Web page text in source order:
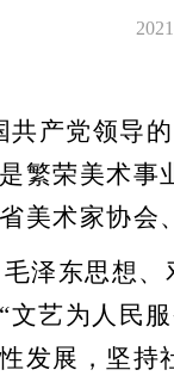
共产党领导的
繁荣美术事
美术家协会
泽东思想
“文艺为人民
发展， 坚持